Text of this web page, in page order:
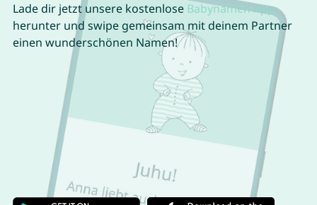
Lade dir jetzt unsere kostenlose Babynamen App
herunter und swipe gemeinsam mit deinem Partner
einen wunderschönen Namen!